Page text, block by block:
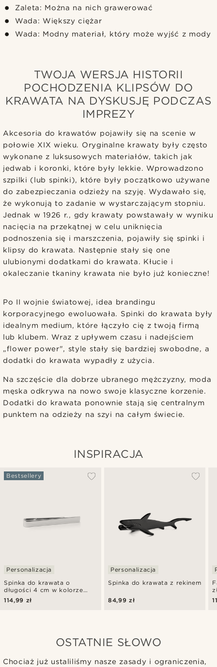
Zaleta: Można na nich grawerować
Wada: Większy ciężar
Wada: Modny materiał, który może wyjść z mody
TWOJA WERSJA HISTORII
POCHODZENIA KLIPSÓW DO
KRAWATA NA DYSKUSJĘ PODCZAS
IMPREZY
Akcesoria do krawatów pojawiły się na scenie w
połowie XIX wieku. Oryginalne krawaty były często
wykonane z luksusowych materiałów, takich jak
jedwab i koronki, które były lekkie. Wprowadzono
szpilki (lub spinki), które były początkowo używane
do zabezpieczania odzieży na szyję. Wydawało się,
że wykonują to zadanie w wystarczającym stopniu.
Jednak w 1926 r., gdy krawaty powstawały w wyniku
nacięcia na przekątnej w celu uniknięcia
podnoszenia się i marszczenia, pojawiły się spinki i
klipsy do krawata. Następnie stały się one
ulubionymi dodatkami do krawata. Kłucie i
okaleczanie tkaniny krawata nie było już konieczne!
Po II wojnie światowej, idea brandingu
korporacyjnego ewoluowała. Spinki do krawata były
idealnym medium, które łączyło cię z twoją firmą
lub klubem. Wraz z upływem czasu i nadejściem
„flower power", style stały się bardziej swobodne, a
dodatki do krawata wypadły z użycia.
Na szczęście dla dobrze ubranego mężczyzny, moda
męska odkrywa na nowo swoje klasyczne korzenie.
Dodatki do krawata ponownie stają się centralnym
punktem na odzieży na szyi na całym świecie.
INSPIRACJA
Spinka do krawata o
długości 4 cm w kolorze
polerowanego srebra
Bestsellery
Personalizacja
114,99 zł
Spinka do krawata z rekinem
Personalizacja
84,99 zł
OSTATNIE SŁOWO
Chociaż już ustaliliśmy nasze zasady i ograniczenia,